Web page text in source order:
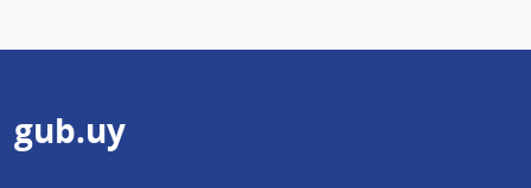
Pie
de
gub.uy